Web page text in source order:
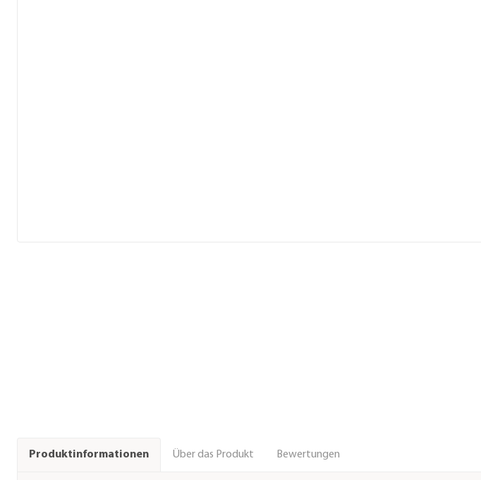
Produktinformationen Über das Produkt Bewertungen